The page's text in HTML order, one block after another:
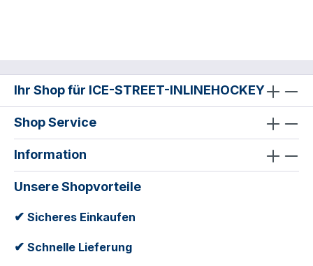
Ihr Shop für ICE-STREET-INLINEHOCKEY
Shop Service
Information
Unsere Shopvorteile
✔ Sicheres Einkaufen
✔ Schnelle Lieferung